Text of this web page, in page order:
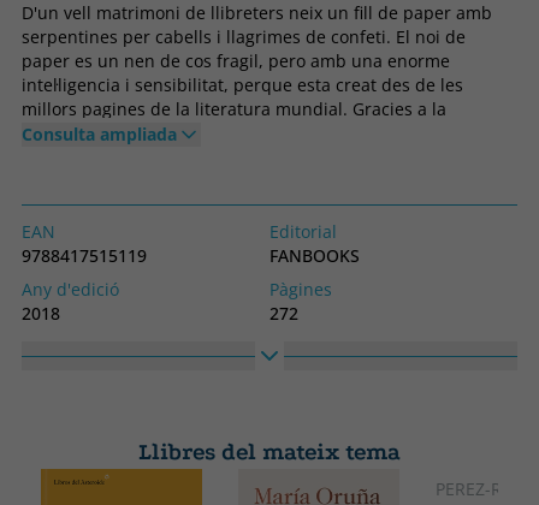
D'un vell matrimoni de llibreters neix un fill de paper amb
serpentines per cabells i llagrimes de confeti. El noi de
paper es un nen de cos fragil, pero amb una enorme
intel·ligencia i sensibilitat, perque esta creat des de les
millors pagines de la literatura mundial. Gracies a la
papiroflexia, el noi de paper te l'habilitat de transformar-se
l'interes material Be, si encara creieu en l'impossible i en les
ciutats magiques, aqui ho descobrireu.
Consulta ampliada
EAN
9788417515119
Editorial
FANBOOKS
Any d'edició
2018
Pàgines
272
Idioma
Llibres del mateix tema
PEREZ-